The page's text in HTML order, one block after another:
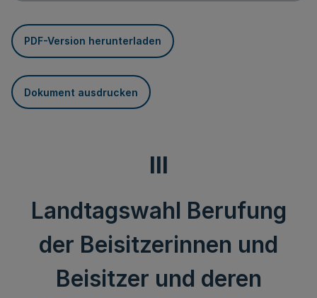
PDF-Version herunterladen
Dokument ausdrucken
III
Landtagswahl Berufung
der Beisitzerinnen und
Beisitzer und deren